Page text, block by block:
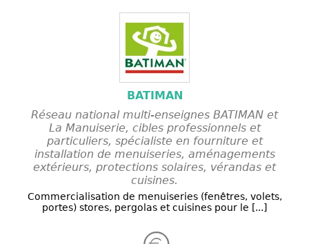
BATIMAN
Réseau national multi-enseignes BATIMAN et
La Manuiserie, cibles professionnels et
particuliers, spécialiste en fourniture et
installation de menuiseries, aménagements
extérieurs, protections solaires, vérandas et
cuisines.
Commercialisation de menuiseries (fenêtres, volets,
portes) stores, pergolas et cuisines pour le [...]